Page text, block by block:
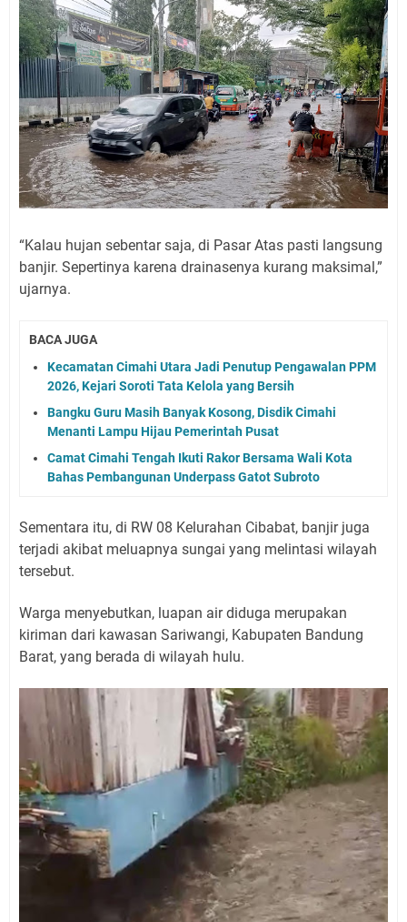
“Kalau hujan sebentar saja, di Pasar Atas pasti langsung
banjir. Sepertinya karena drainasenya kurang maksimal,”
ujarnya.
BACA JUGA
Kecamatan Cimahi Utara Jadi Penutup Pengawalan PPM
2026, Kejari Soroti Tata Kelola yang Bersih
Bangku Guru Masih Banyak Kosong, Disdik Cimahi
Menanti Lampu Hijau Pemerintah Pusat
Camat Cimahi Tengah Ikuti Rakor Bersama Wali Kota
Bahas Pembangunan Underpass Gatot Subroto
Sementara itu, di RW 08 Kelurahan Cibabat, banjir juga
terjadi akibat meluapnya sungai yang melintasi wilayah
tersebut.
Warga menyebutkan, luapan air diduga merupakan
kiriman dari kawasan Sariwangi, Kabupaten Bandung
Barat, yang berada di wilayah hulu.